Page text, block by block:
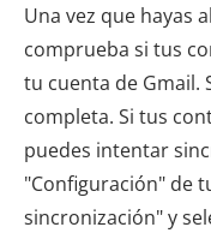
Una vez que hayas
comprueba si tus
tu cuenta de Gmail.
completa. Si tus
puedes intentar
"Configuración" de
sincronización" y